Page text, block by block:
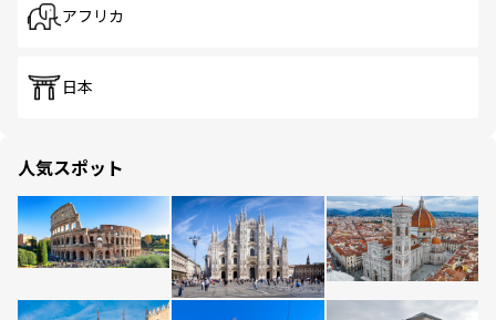
アフリカ
日本
人気スポット